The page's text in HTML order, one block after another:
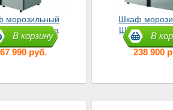
В корзину В
морозильный
нержавейка
G)
990 руб.
Шкаф
ШН-1,4
(CB114-
238 900